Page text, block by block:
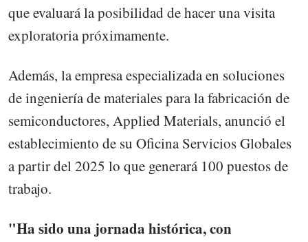
que evaluará la posibilidad de hacer una visita
exploratoria próximamente.
Además, la empresa especializada en soluciones
de ingeniería de materiales para la fabricación de
semiconductores, Applied Materials, anunció el
establecimiento de su Oficina Servicios Globales
a partir del 2025 lo que generará 100 puestos de
trabajo.
"Ha sido una jornada histórica, con